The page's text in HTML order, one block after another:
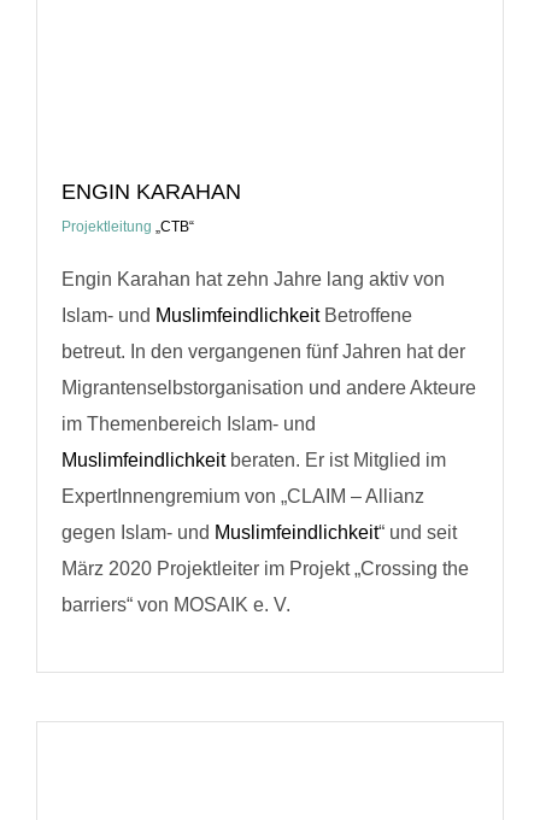
ENGIN KARAHAN
Projektleitung „CTB“
Engin Karahan hat zehn Jahre lang aktiv von
Islam- und MuslimfeindlichkeitBetroffene
betreut. In den vergangenen fünf Jahren hat der
Migrantenselbstorganisation und andere Akteure
im Themenbereich Islam- und
Muslimfeindlichkeitberaten. Er ist Mitglied im
ExpertInnengremium von „CLAIM – Allianz
gegen Islam- und Muslimfeindlichkeit“ und seit
März 2020 Projektleiter im Projekt „Crossing the
barriers“ von MOSAIK e. V.